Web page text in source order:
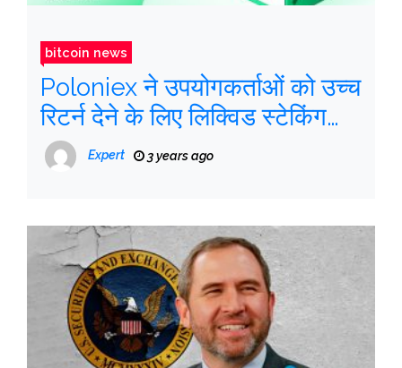
bitcoin news
Poloniex ने उपयोगकर्ताओं को उच्च
रिटर्न देने के लिए लिक्विड स्टेकिंग
उत्पाद लॉन्च किया
Expert 3 years ago